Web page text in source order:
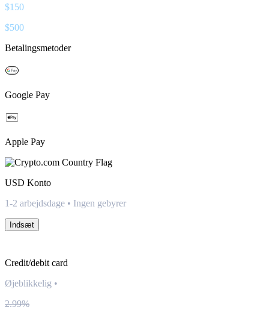
$150
$500
Betalingsmetoder
Google Pay
Apple Pay
USD Konto
1-2 arbejdsdage • Ingen gebyrer
Indsæt
Credit/debit card
Øjeblikkelig •
2.99%